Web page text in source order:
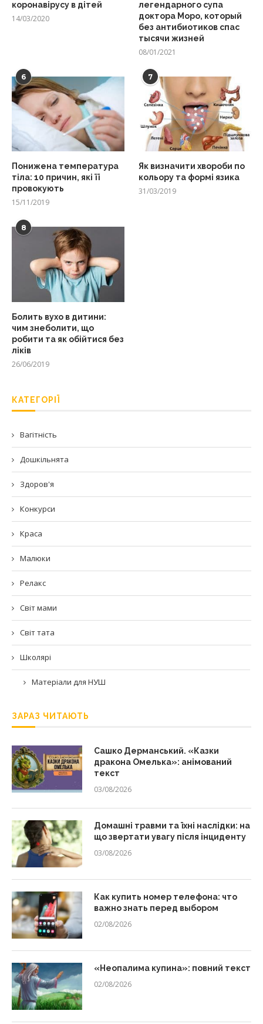
коронавірусу в дітей
14/03/2020
легендарного супа
доктора Моро, который
без антибиотиков спас
тысячи жизней
08/01/2021
6
Понижена температура
тіла: 10 причин, які її
провокують
15/11/2019
7
Як визначити хвороби по
кольору та формі язика
31/03/2019
8
Болить вухо в дитини:
чим знеболити, що
робити та як обійтися без
ліків
26/06/2019
КАТЕГОРІЇ
Вагітність
Дошкільнята
Здоров'я
Конкурси
Краса
Малюки
Релакс
Світ мами
Світ тата
Школярі
Матеріали для НУШ
ЗАРАЗ ЧИТАЮТЬ
Сашко Дерманський. «Казки
дракона Омелька»: анімований
текст
03/08/2026
Домашні травми та їхні наслідки: на
що звертати увагу після інциденту
03/08/2026
Как купить номер телефона: что
важно знать перед выбором
02/08/2026
«Неопалима купина»: повний текст
02/08/2026